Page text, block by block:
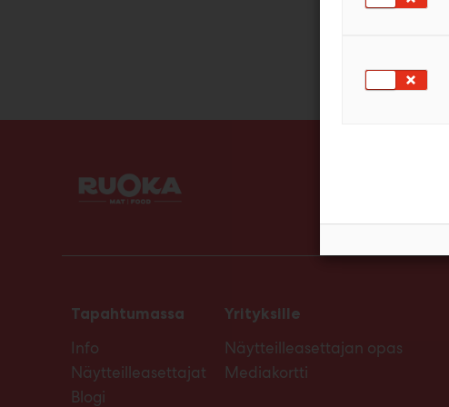
Tapahtumassa
Info
Näytteilleasettajat
Blogi
Yrityksille
Näytteilleasettajan opas
Mediakortti